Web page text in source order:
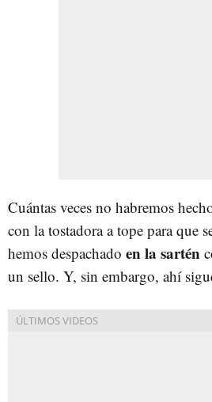
Cuántas veces no habremos
con la tostadora a tope para que
hemos despachado en la sartén
un sello. Y, sin embargo, ahí